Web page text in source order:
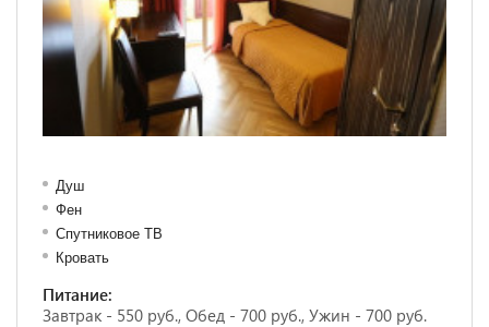
Душ
Фен
Спутниковое ТВ
Кровать
Питание:
Завтрак - 550 руб., Обед - 700 руб., Ужин - 700 руб.